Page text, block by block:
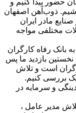
ذوب‌آهن اصفهان
مادر ایران
مختلفی مواجه
بانک رفاه کارگران
بازدید ما پس
است و تلاش
بررسی کنیم.
و سرمایه در
مدیر عامل ،